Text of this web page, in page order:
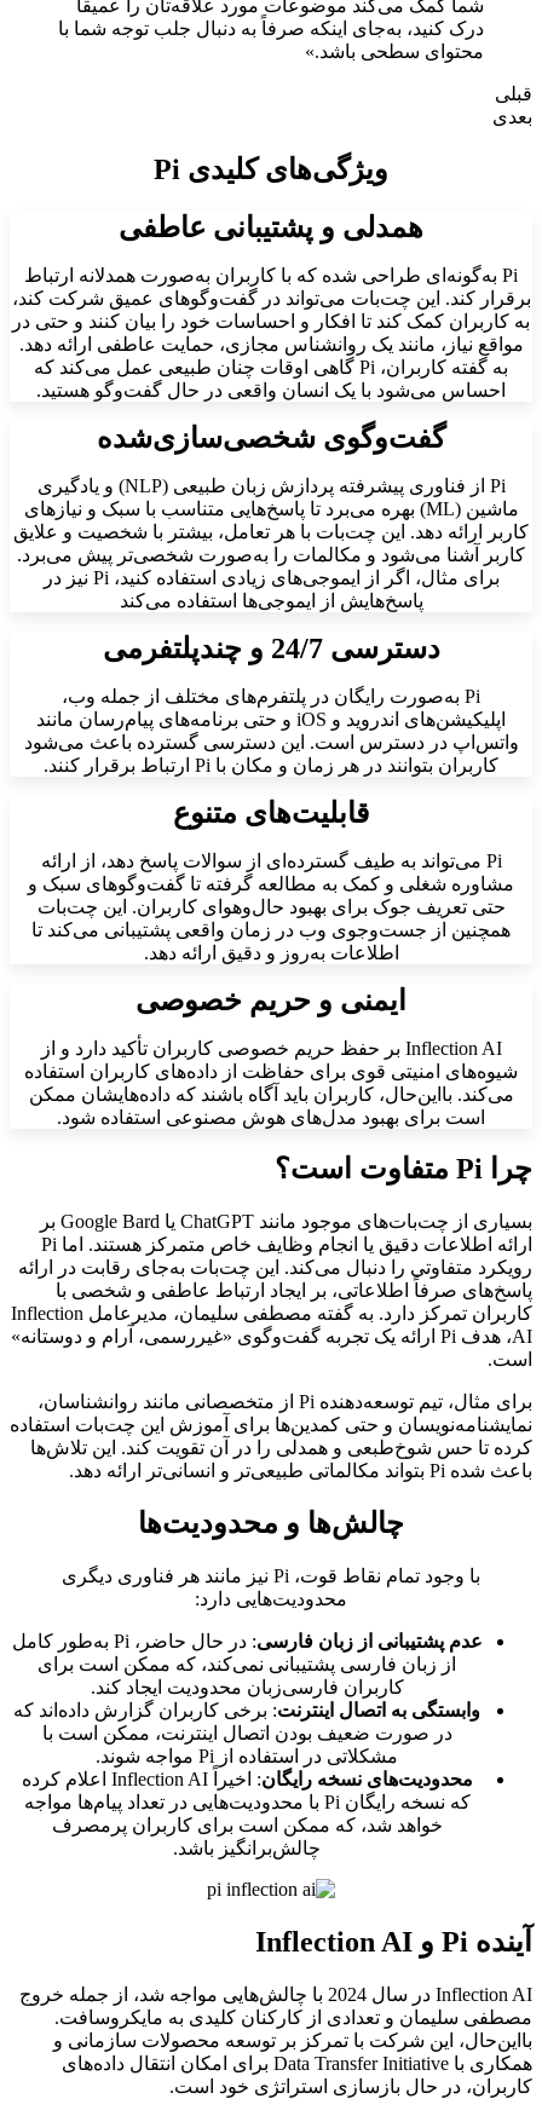
شما کمک می‌کند موضوعات مورد علاقه‌تان را عمیقاً
درک کنید، به‌جای اینکه صرفاً به دنبال جلب توجه شما با
محتوای سطحی باشد.»
قبلی
بعدی
ویژگی‌های کلیدی Pi
همدلی و پشتیبانی عاطفی
Pi به‌گونه‌ای طراحی شده که با کاربران به‌صورت همدلانه ارتباط
برقرار کند. این چت‌بات می‌تواند در گفت‌وگوهای عمیق شرکت کند،
به کاربران کمک کند تا افکار و احساسات خود را بیان کنند و حتی در
مواقع نیاز، مانند یک روانشناس مجازی، حمایت عاطفی ارائه دهد.
به گفته کاربران، Pi گاهی اوقات چنان طبیعی عمل می‌کند که
احساس می‌شود با یک انسان واقعی در حال گفت‌وگو هستید.
گفت‌وگوی شخصی‌سازی‌شده
Pi از فناوری پیشرفته پردازش زبان طبیعی (NLP) و یادگیری
ماشین (ML) بهره می‌برد تا پاسخ‌هایی متناسب با سبک و نیازهای
کاربر ارائه دهد. این چت‌بات با هر تعامل، بیشتر با شخصیت و علایق
کاربر آشنا می‌شود و مکالمات را به‌صورت شخصی‌تر پیش می‌برد.
برای مثال، اگر از ایموجی‌های زیادی استفاده کنید، Pi نیز در
پاسخ‌هایش از ایموجی‌ها استفاده می‌کند
دسترسی 24/7 و چندپلتفرمی
Pi به‌صورت رایگان در پلتفرم‌های مختلف از جمله وب،
اپلیکیشن‌های اندروید و iOS و حتی برنامه‌های پیام‌رسان مانند
واتس‌اپ در دسترس است. این دسترسی گسترده باعث می‌شود
کاربران بتوانند در هر زمان و مکان با Pi ارتباط برقرار کنند.
قابلیت‌های متنوع
Pi می‌تواند به طیف گسترده‌ای از سوالات پاسخ دهد، از ارائه
مشاوره شغلی و کمک به مطالعه گرفته تا گفت‌وگوهای سبک و
حتی تعریف جوک برای بهبود حال‌وهوای کاربران. این چت‌بات
همچنین از جست‌وجوی وب در زمان واقعی پشتیبانی می‌کند تا
اطلاعات به‌روز و دقیق ارائه دهد.
ایمنی و حریم خصوصی
Inflection AI بر حفظ حریم خصوصی کاربران تأکید دارد و از
شیوه‌های امنیتی قوی برای حفاظت از داده‌های کاربران استفاده
می‌کند. بااین‌حال، کاربران باید آگاه باشند که داده‌هایشان ممکن
است برای بهبود مدل‌های هوش مصنوعی استفاده شود.
چرا Pi متفاوت است؟
بسیاری از چت‌بات‌های موجود مانند ChatGPT یا Google Bard بر
ارائه اطلاعات دقیق یا انجام وظایف خاص متمرکز هستند. اما Pi
رویکرد متفاوتی را دنبال می‌کند. این چت‌بات به‌جای رقابت در ارائه
پاسخ‌های صرفاً اطلاعاتی، بر ایجاد ارتباط عاطفی و شخصی با
کاربران تمرکز دارد. به گفته مصطفی سلیمان، مدیرعامل Inflection
AI، هدف Pi ارائه یک تجربه گفت‌وگوی «غیررسمی، آرام و دوستانه»
است.
برای مثال، تیم توسعه‌دهنده Pi از متخصصانی مانند روانشناسان،
نمایشنامه‌نویسان و حتی کمدین‌ها برای آموزش این چت‌بات استفاده
کرده تا حس شوخ‌طبعی و همدلی را در آن تقویت کند. این تلاش‌ها
باعث شده Pi بتواند مکالماتی طبیعی‌تر و انسانی‌تر ارائه دهد.
چالش‌ها و محدودیت‌ها
با وجود تمام نقاط قوت، Pi نیز مانند هر فناوری دیگری
محدودیت‌هایی دارد:
عدم پشتیبانی از زبان فارسی
: در حال حاضر، Pi به‌طور کامل
از زبان فارسی پشتیبانی نمی‌کند، که ممکن است برای
کاربران فارسی‌زبان محدودیت ایجاد کند.
وابستگی به اتصال اینترنت: برخی کاربران گزارش داده‌اند که
در صورت ضعیف بودن اتصال اینترنت، ممکن است با
مشکلاتی در استفاده از Pi مواجه شوند.
محدودیت‌های نسخه رایگان
: اخیراً Inflection AI اعلام کرده
که نسخه رایگان Pi با محدودیت‌هایی در تعداد پیام‌ها مواجه
خواهد شد، که ممکن است برای کاربران پرمصرف
چالش‌برانگیز باشد.
آینده Pi و Inflection AI
Inflection AI در سال 2024 با چالش‌هایی مواجه شد، از جمله خروج
مصطفی سلیمان و تعدادی از کارکنان کلیدی به مایکروسافت.
بااین‌حال، این شرکت با تمرکز بر توسعه محصولات سازمانی و
همکاری با Data Transfer Initiative برای امکان انتقال داده‌های
کاربران، در حال بازسازی استراتژی خود است.